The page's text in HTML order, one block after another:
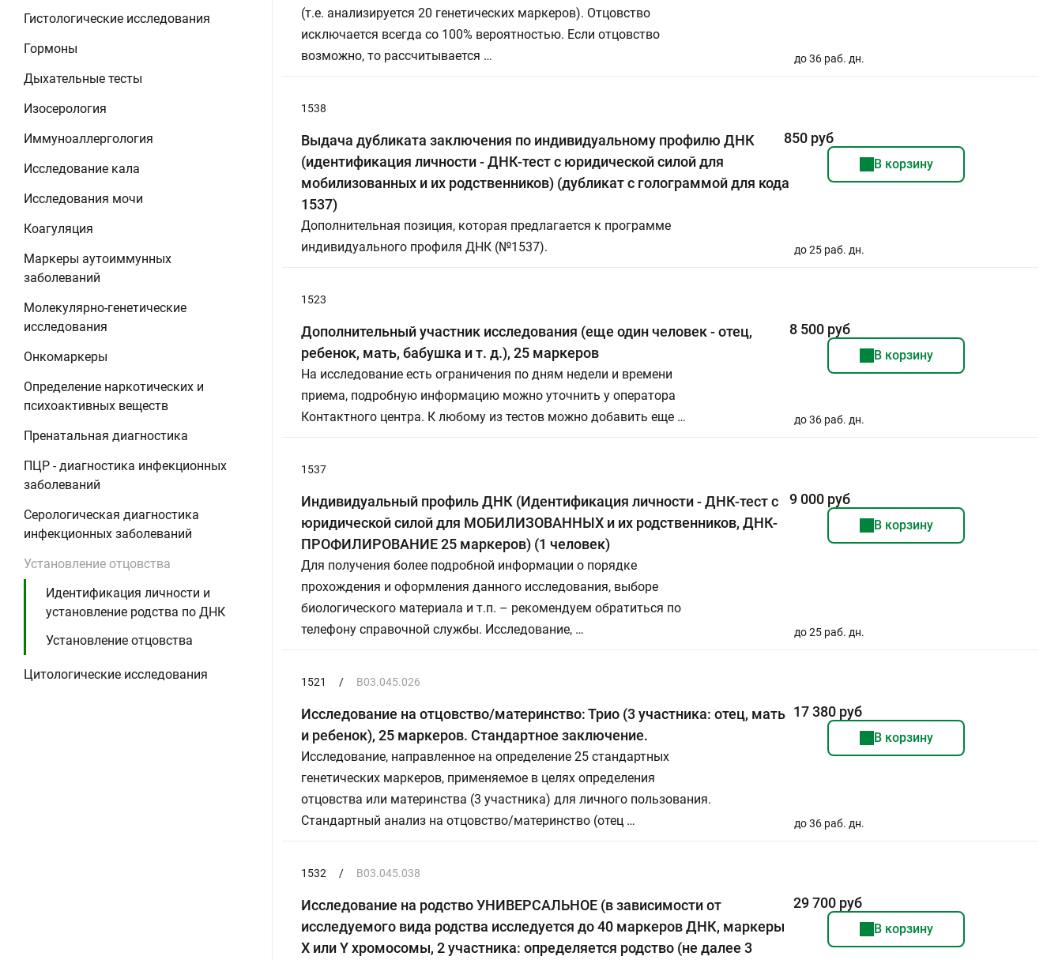
Гистологические исследования
Гормоны
Дыхательные тесты
Изосерология
Иммуноаллергология
Исследование кала
Исследования мочи
Коагуляция
Маркеры аутоиммунных
заболеваний
Молекулярно-генетические
исследования
Онкомаркеры
Определение наркотических и
психоактивных веществ
Пренатальная диагностика
ПЦР - диагностика инфекционных
заболеваний
Серологическая диагностика
инфекционных заболеваний
Установление отцовства
Идентификация личности и
установление родства по ДНК
Установление отцовства
Цитологические исследования
(т.е. анализируется 20 генетических маркеров). Отцовство
исключается всегда со 100% вероятностью. Если отцовство
возможно, то рассчитывается …
до 36 раб. дн.
1538
Выдача дубликата заключения по индивидуальному профилю ДНК
(идентификация личности - ДНК-тест с юридической силой для
мобилизованных и их родственников) (дубликат с голограммой для кода
1537)
Дополнительная позиция, которая предлагается к программе
индивидуального профиля ДНК (№1537).
850 руб
В корзину
до 25 раб. дн.
1523
Дополнительный участник исследования (еще один человек - отец,
ребенок, мать, бабушка и т. д.), 25 маркеров
На исследование есть ограничения по дням недели и времени
приема, подробную информацию можно уточнить у оператора
Контактного центра. К любому из тестов можно добавить еще …
8 500 руб
В корзину
до 36 раб. дн.
1537
Индивидуальный профиль ДНК (Идентификация личности - ДНК-тест с
юридической силой для МОБИЛИЗОВАННЫХ и их родственников, ДНК-
ПРОФИЛИРОВАНИЕ 25 маркеров) (1 человек)
Для получения более подробной информации о порядке
прохождения и оформления данного исследования, выборе
биологического материала и т.п. – рекомендуем обратиться по
телефону справочной службы. Исследование, …
9 000 руб
В корзину
до 25 раб. дн.
1521 / B03.045.026
Исследование на отцовство/материнство: Трио (3 участника: отец, мать
и ребенок), 25 маркеров. Стандартное заключение.
Исследование, направленное на определение 25 стандартных
генетических маркеров, применяемое в целях определения
отцовства или материнства (3 участника) для личного пользования.
Стандартный анализ на отцовство/материнство (отец …
17 380 руб
В корзину
до 36 раб. дн.
1532 / B03.045.038
Исследование на родство УНИВЕРСАЛЬНОЕ (в зависимости от
исследуемого вида родства исследуется до 40 маркеров ДНК, маркеры
Х или Y хромосомы, 2 участника: определяется родство (не далее 3
29 700 руб
В корзину